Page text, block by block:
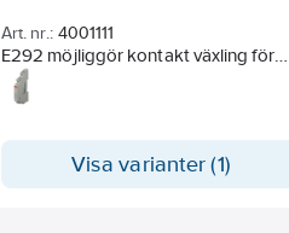
Art. nr.: 4001111
E292 möjliggör kontakt växling för
varje impuls skickas till spole, med
hjälp av normalt öppna tryckknappar
manuella operationer på produkten.
Visa varianter (1)